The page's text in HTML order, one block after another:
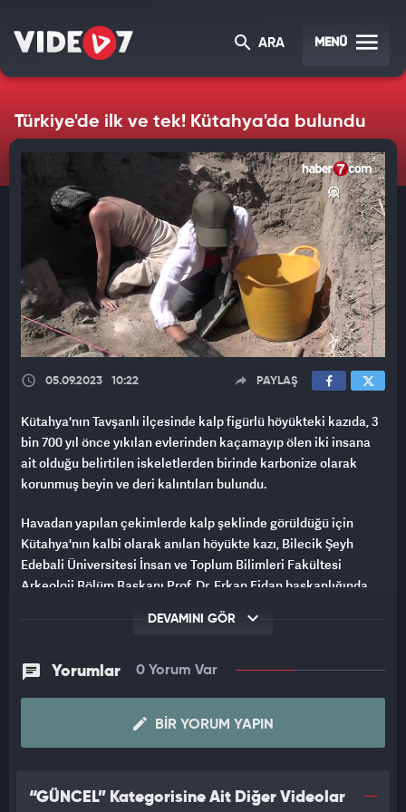
ARA MENÜ
Türkiye'de ilk ve tek! Kütahya'da bulundu
05.09.2023 10:22 PAYLAŞ
Kütahya'nın Tavşanlı ilçesinde kalp figürlü höyükteki kazıda, 3
bin 700 yıl önce yıkılan evlerinden kaçamayıp ölen iki insana
ait olduğu belirtilen iskeletlerden birinde karbonize olarak
korunmuş beyin ve deri kalıntıları bulundu.
Havadan yapılan çekimlerde kalp şeklinde görüldüğü için
Kütahya'nın kalbi olarak anılan höyükte kazı, Bilecik Şeyh
Edebali Üniversitesi İnsan ve Toplum Bilimleri Fakültesi
Arkeoloji Bölüm Başkanı Prof. Dr. Erkan Fidan başkanlığında
İrlanda'nın başkenti Belfast'ta 29'uncusu düzenlenen
ve dünyanın en önemli arkeoloji toplantısı olarak
yapılan sunumlarda verilen bilgiler, arkeologları
heyecanlandırdı.
Prof. Dr. Fidan ile kazının başkan yardımcısı olan Nişantaşı
DEVAMINI GÖR
Yorumlar 0 Yorum Var
BIR YORUM YAPIN
“GÜNCEL” Kategorisine Ait Diğer Videolar